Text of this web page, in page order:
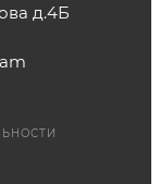
д.4Б